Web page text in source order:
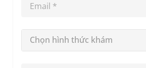
Chọn hình thức khám